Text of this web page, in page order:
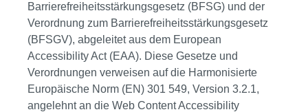
Barrierefreiheitsstärkungsgesetz (BFSG) und der
Verordnung zum Barrierefreiheitsstärkungsgesetz
(BFSGV), abgeleitet aus dem European
Accessibility Act (EAA). Diese Gesetze und
Verordnungen verweisen auf die Harmonisierte
Europäische Norm (EN) 301 549, Version 3.2.1,
angelehnt an die Web Content Accessibility